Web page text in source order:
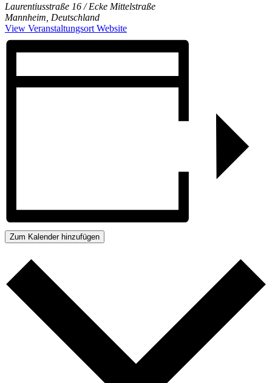
Laurentiusstraße 16 / Ecke Mittelstraße
Mannheim Deutschland
View Veranstaltungsort Website
Zum Kalender hinzufügen